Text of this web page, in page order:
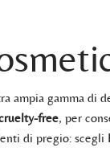
ampia gamma di
free, per
di pregio: scegli